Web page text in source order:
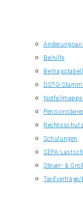
Beihilfe
DSTG-
Notfallmappe
Rechtsschutz
Schulungen
SEPA-
Steuer- &